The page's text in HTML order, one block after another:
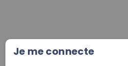
Je me connecte